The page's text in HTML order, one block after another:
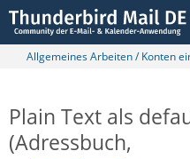
Allgemeines Arbeiten / Konten
Plain Text als
(Adressbuch,